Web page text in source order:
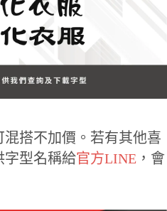
搭不加價。若有其他喜
字型名稱給官方LINE ，會